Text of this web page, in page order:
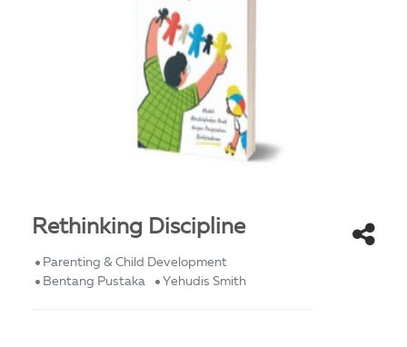
Rethinking Discipline
Parenting & Child Development
Bentang Pustaka
Yehudis Smith